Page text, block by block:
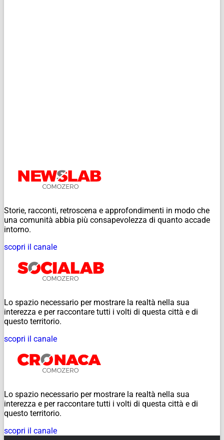
Storie, racconti, retroscena e approfondimenti in modo che
una comunità abbia più consapevolezza di quanto accade
intorno.
scopri il canale
Lo spazio necessario per mostrare la realtà nella sua
interezza e per raccontare tutti i volti di questa città e di
questo territorio.
scopri il canale
Lo spazio necessario per mostrare la realtà nella sua
interezza e per raccontare tutti i volti di questa città e di
questo territorio.
scopri il canale